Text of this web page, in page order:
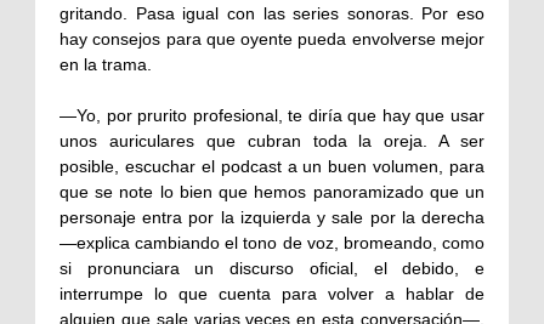
gritando. Pasa igual con las series sonoras. Por eso
hay consejos para que oyente pueda envolverse mejor
en la trama.
—Yo, por prurito profesional, te diría que hay que usar
unos auriculares que cubran toda la oreja. A ser
posible, escuchar el podcast a un buen volumen, para
que se note lo bien que hemos panoramizado que un
personaje entra por la izquierda y sale por la derecha
—explica cambiando el tono de voz, bromeando, como
si pronunciara un discurso oficial, el debido, e
interrumpe lo que cuenta para volver a hablar de
alguien que sale varias veces en esta conversación—.